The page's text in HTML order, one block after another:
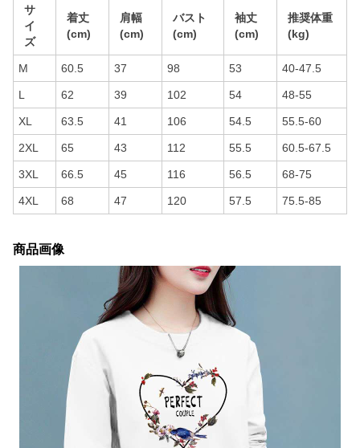
サ
イ
ズ
着丈
(cm)
肩幅
(cm)
バスト
(cm)
袖丈
(cm)
推奨体重
(kg)
M 60.5 37 98 53 40-47.5
L 62 39 102 54 48-55
XL 63.5 41 106 54.5 55.5-60
2XL 65 43 112 55.5 60.5-67.5
3XL 66.5 45 116 56.5 68-75
4XL 68 47 120 57.5 75.5-85
商品画像